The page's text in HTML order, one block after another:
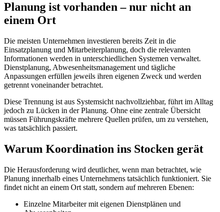
Planung ist vorhanden – nur nicht an
einem Ort
Die meisten Unternehmen investieren bereits Zeit in die
Einsatzplanung und Mitarbeiterplanung, doch die relevanten
Informationen werden in unterschiedlichen Systemen verwaltet.
Dienstplanung, Abwesenheitsmanagement und tägliche
Anpassungen erfüllen jeweils ihren eigenen Zweck und werden
getrennt voneinander betrachtet.
Diese Trennung ist aus Systemsicht nachvollziehbar, führt im Alltag
jedoch zu Lücken in der Planung. Ohne eine zentrale Übersicht
müssen Führungskräfte mehrere Quellen prüfen, um zu verstehen,
was tatsächlich passiert.
Warum Koordination ins Stocken gerät
Die Herausforderung wird deutlicher, wenn man betrachtet, wie
Planung innerhalb eines Unternehmens tatsächlich funktioniert. Sie
findet nicht an einem Ort statt, sondern auf mehreren Ebenen:
Einzelne Mitarbeiter mit eigenen Dienstplänen und